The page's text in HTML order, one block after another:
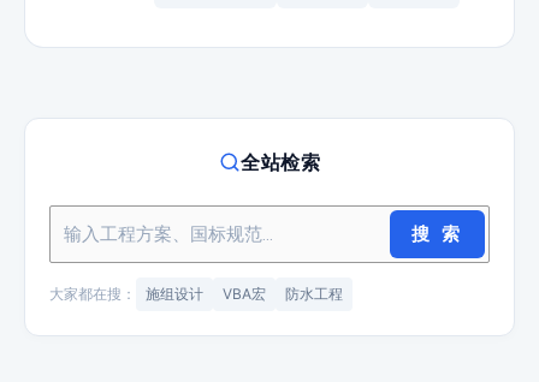
全站检索
搜 索
大家都在搜： 施组设计 VBA宏 防水工程